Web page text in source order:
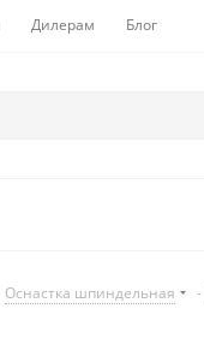
Дилерам Блог
Оснастка шпиндельная -